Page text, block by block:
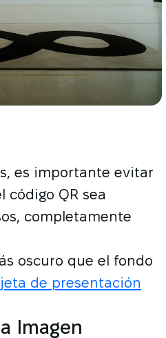
es importante evitar
QR sea
completamente
oscuro que el fondo
de presentación
Imagen